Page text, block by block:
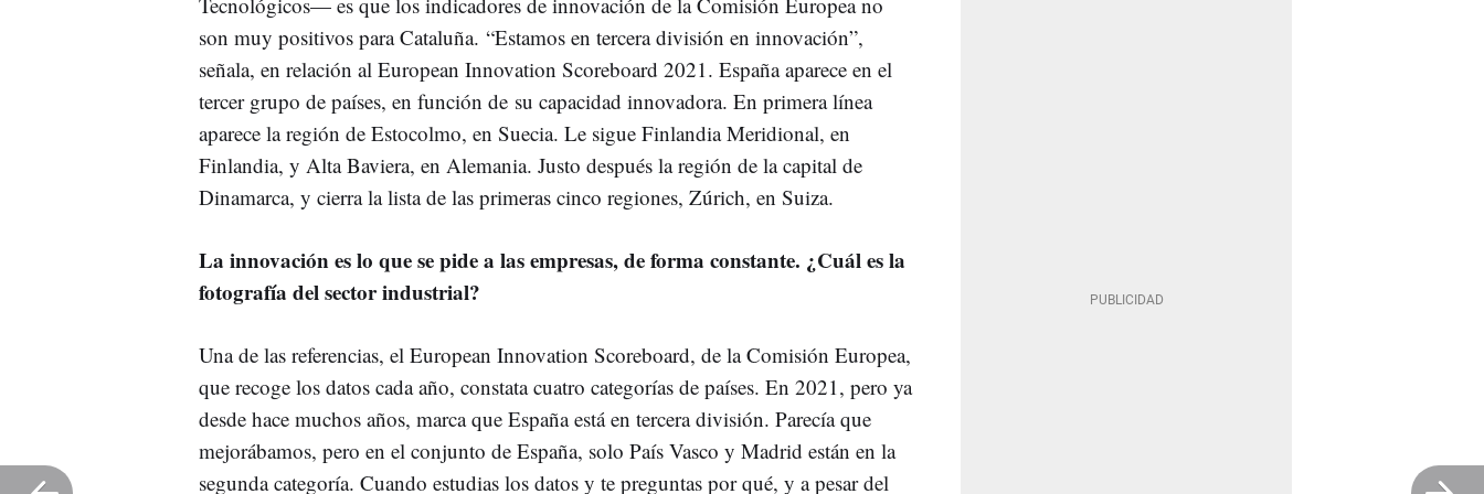
son muy positivos para Cataluña. “Estamos en tercera división en innovación”,
señala, en relación al European Innovation Scoreboard 2021. España aparece en el
tercer grupo de países, en función de su capacidad innovadora. En primera línea
aparece la región de Estocolmo, en Suecia. Le sigue Finlandia Meridional, en
Finlandia, y Alta Baviera, en Alemania. Justo después la región de la capital de
Dinamarca, y cierra la lista de las primeras cinco regiones, Zúrich, en Suiza.
La innovación es lo que se pide a las empresas, de forma constante. ¿Cuál es la
fotografía del sector industrial?
Una de las referencias, el European Innovation Scoreboard, de la Comisión Europea,
que recoge los datos cada año, constata cuatro categorías de países. En 2021, pero ya
desde hace muchos años, marca que España está en tercera división. Parecía que
mejorábamos, pero en el conjunto de España, solo País Vasco y Madrid están en la
segunda categoría. Cuando estudias los datos y te preguntas por qué, y a pesar del